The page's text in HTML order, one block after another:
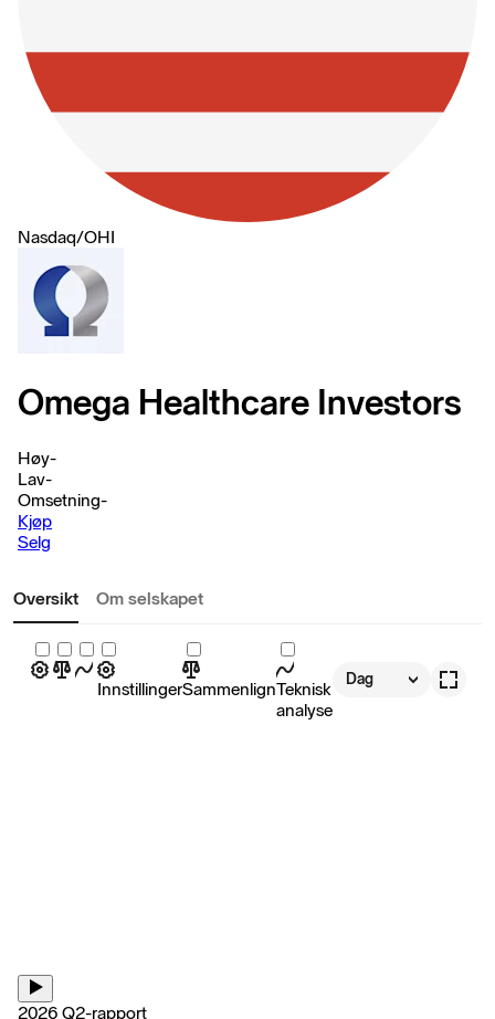
Nasdaq/OHI
Omega Healthcare Investors
Høy-
Lav-
Omsetning-
Kjøp
Selg
Oversikt Om selskapet
InnstillingerSammenlignTeknisk
analyse
Dag
2026 Q2-rapport